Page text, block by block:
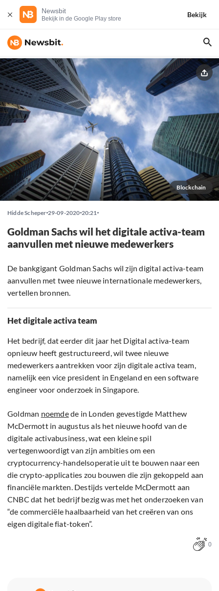
Newsbit
Bekijk in de Google Play store
Bekijk
Blockchain
Hidde Scheper 29-09-2020 20:21
Goldman Sachs wil het digitale activa-team
aanvullen met nieuwe medewerkers
De bankgigant Goldman Sachs wil zijn digital activa-team
aanvullen met twee nieuwe internationale medewerkers,
vertellen bronnen.
Het digitale activa team
Het bedrijf, dat eerder dit jaar het Digital activa-team
opnieuw heeft gestructureerd, wil twee nieuwe
medewerkers aantrekken voor zijn digitale activa team,
namelijk een vice president in Engeland en een software
engineer voor onderzoek in Singapore.
Goldman noemdede in Londen gevestigde Matthew
McDermott in augustus als het nieuwe hoofd van de
digitale activabusiness, wat een kleine spil
vertegenwoordigt van zijn ambities om een
cryptocurrency-handelsoperatie uit te bouwen naar een
die crypto-applicaties zou bouwen die zijn gekoppeld aan
financiële markten. Destijds vertelde McDermott aan
CNBC dat het bedrijf bezig was met het onderzoeken van
“de commerciële haalbaarheid van het creëren van ons
eigen digitale fiat-token”.
0